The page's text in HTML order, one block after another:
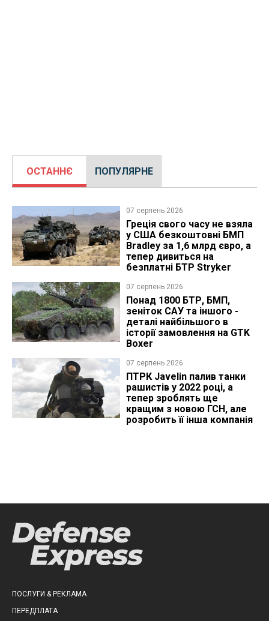
ОСТАННЄ ПОПУЛЯРНЕ
07 серпень 2026
Греція свого часу не взяла
у США безкоштовні БМП
Bradley за 1,6 млрд євро, а
тепер дивиться на
безплатні БТР Stryker
07 серпень 2026
Понад 1800 БТР, БМП,
зеніток САУ та іншого -
деталі найбільшого в
історії замовлення на GTK
Boxer
07 серпень 2026
ПТРК Javelin палив танки
рашистів у 2022 році, а
тепер зроблять ще
кращим з новою ГСН, але
розробить її інша компанія
ПОСЛУГИ & РЕКЛАМА
ПЕРЕДПЛАТА